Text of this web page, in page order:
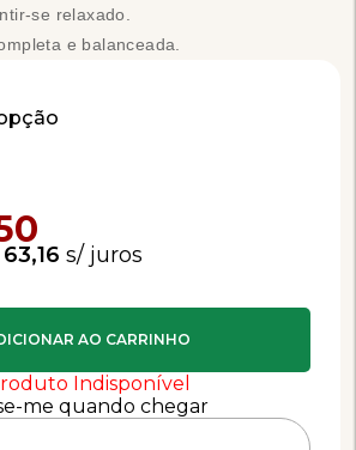
se relaxado.
e balanceada.
Indisponível
me quando chegar